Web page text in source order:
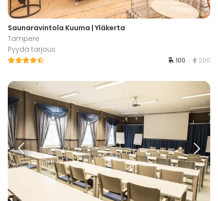
Saunaravintola Kuuma | Yläkerta
Tampere
Pyydä tarjous
100 200